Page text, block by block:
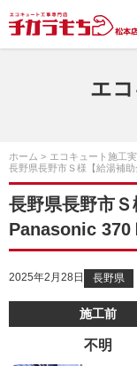
エ
ホーム エコキュート施工
長野県長野市Ｓ様【給湯補
長野県長野市Ｓ
Panasonic 370
2025年2月28日 長野県
施工前
不明